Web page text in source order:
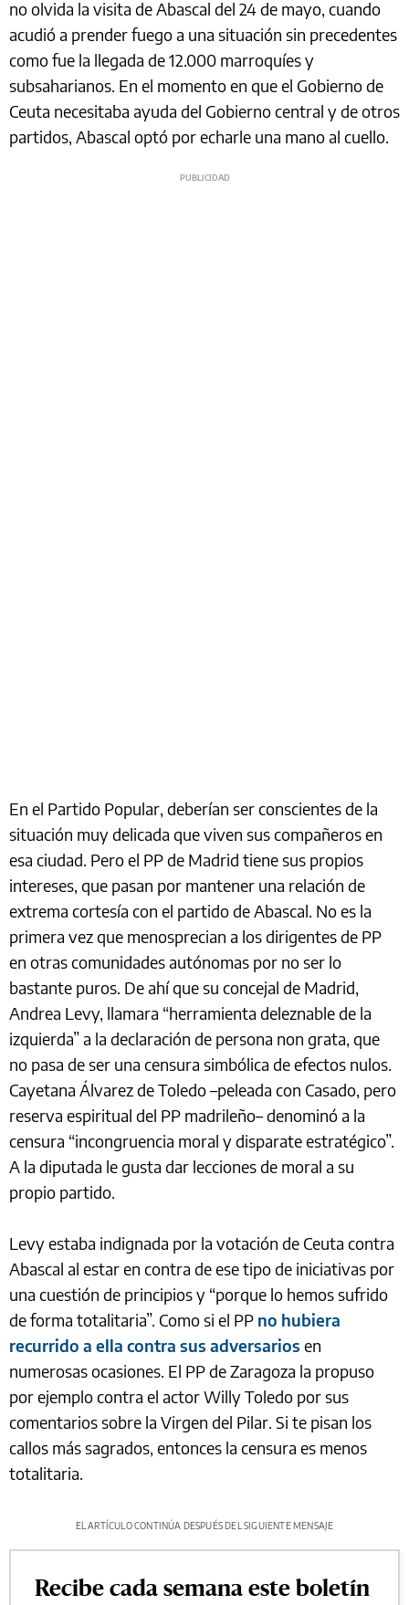
no olvida la visita de Abascal del 24 de mayo, cuando
acudió a prender fuego a una situación sin precedentes
como fue la llegada de 12.000 marroquíes y
subsaharianos. En el momento en que el Gobierno de
Ceuta necesitaba ayuda del Gobierno central y de otros
partidos, Abascal optó por echarle una mano al cuello.
En el Partido Popular, deberían ser conscientes de la
situación muy delicada que viven sus compañeros en
esa ciudad. Pero el PP de Madrid tiene sus propios
intereses, que pasan por mantener una relación de
extrema cortesía con el partido de Abascal. No es la
primera vez que menosprecian a los dirigentes de PP
en otras comunidades autónomas por no ser lo
bastante puros. De ahí que su concejal de Madrid,
Andrea Levy, llamara “herramienta deleznable de la
izquierda” a la declaración de persona non grata, que
no pasa de ser una censura simbólica de efectos nulos.
Cayetana Álvarez de Toledo –peleada con Casado, pero
reserva espiritual del PP madrileño– denominó a la
censura “incongruencia moral y disparate estratégico”.
A la diputada le gusta dar lecciones de moral a su
propio partido.
Levy estaba indignada por la votación de Ceuta contra
Abascal al estar en contra de ese tipo de iniciativas por
una cuestión de principios y “porque lo hemos sufrido
de forma totalitaria”. Como si el PP no hubiera
recurrido a ella contra sus adversarios en
numerosas ocasiones. El PP de Zaragoza la propuso
por ejemplo contra el actor Willy Toledo por sus
comentarios sobre la Virgen del Pilar. Si te pisan los
callos más sagrados, entonces la censura es menos
totalitaria.
EL ARTÍCULO CONTINÚA DESPUÉS DEL SIGUIENTE MENSAJE
Recibe cada semana este boletín